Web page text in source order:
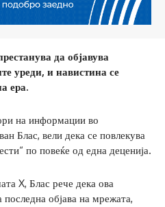
да објавува
уреди, и навистина се
ера.
на информации во
Блас, вели дека се повлекува
по повеќе од една деценија.
X, Блас рече дека ова
последна објава на мрежата,